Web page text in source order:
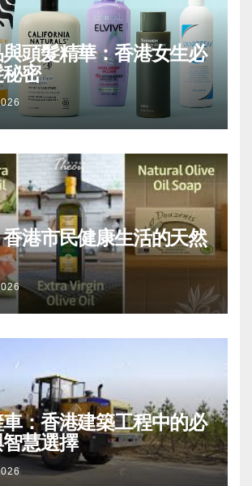
頭髮精華：香港女生必
密
港市民健康生活的天然
：香港建築工程中的必
慧選擇